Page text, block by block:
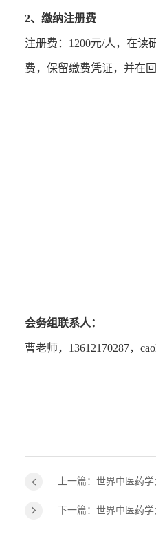
2、缴纳注册费
注册费：1200元/人，在读
费，保留缴费凭证，并在
会务组联系人：
曹老师，13612170287，
上一篇：世界中医药
下一篇：世界中医药